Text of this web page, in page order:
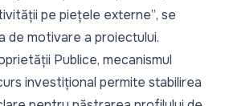
pe piețele externe”, se
de motivare a proiectului.
Publice, mecanismul
investițional permite stabilirea